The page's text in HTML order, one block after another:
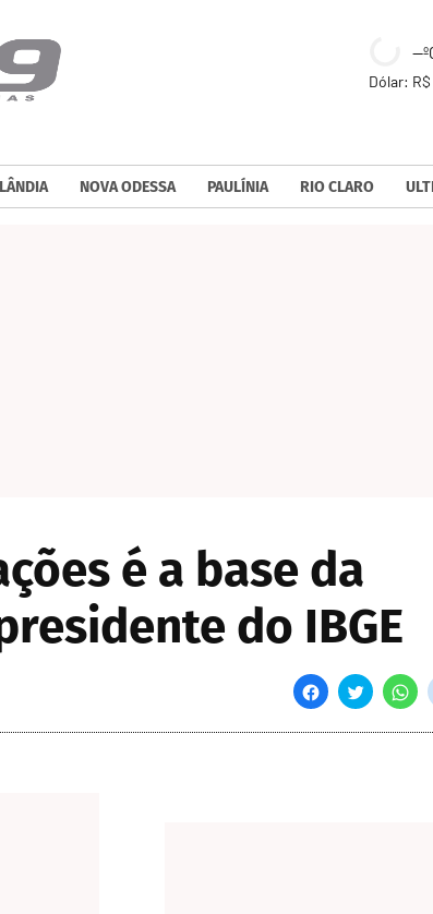
--
Dólar:
NOVA ODESSA PAULÍNIA RIO CLARO
é a base da
do IBGE